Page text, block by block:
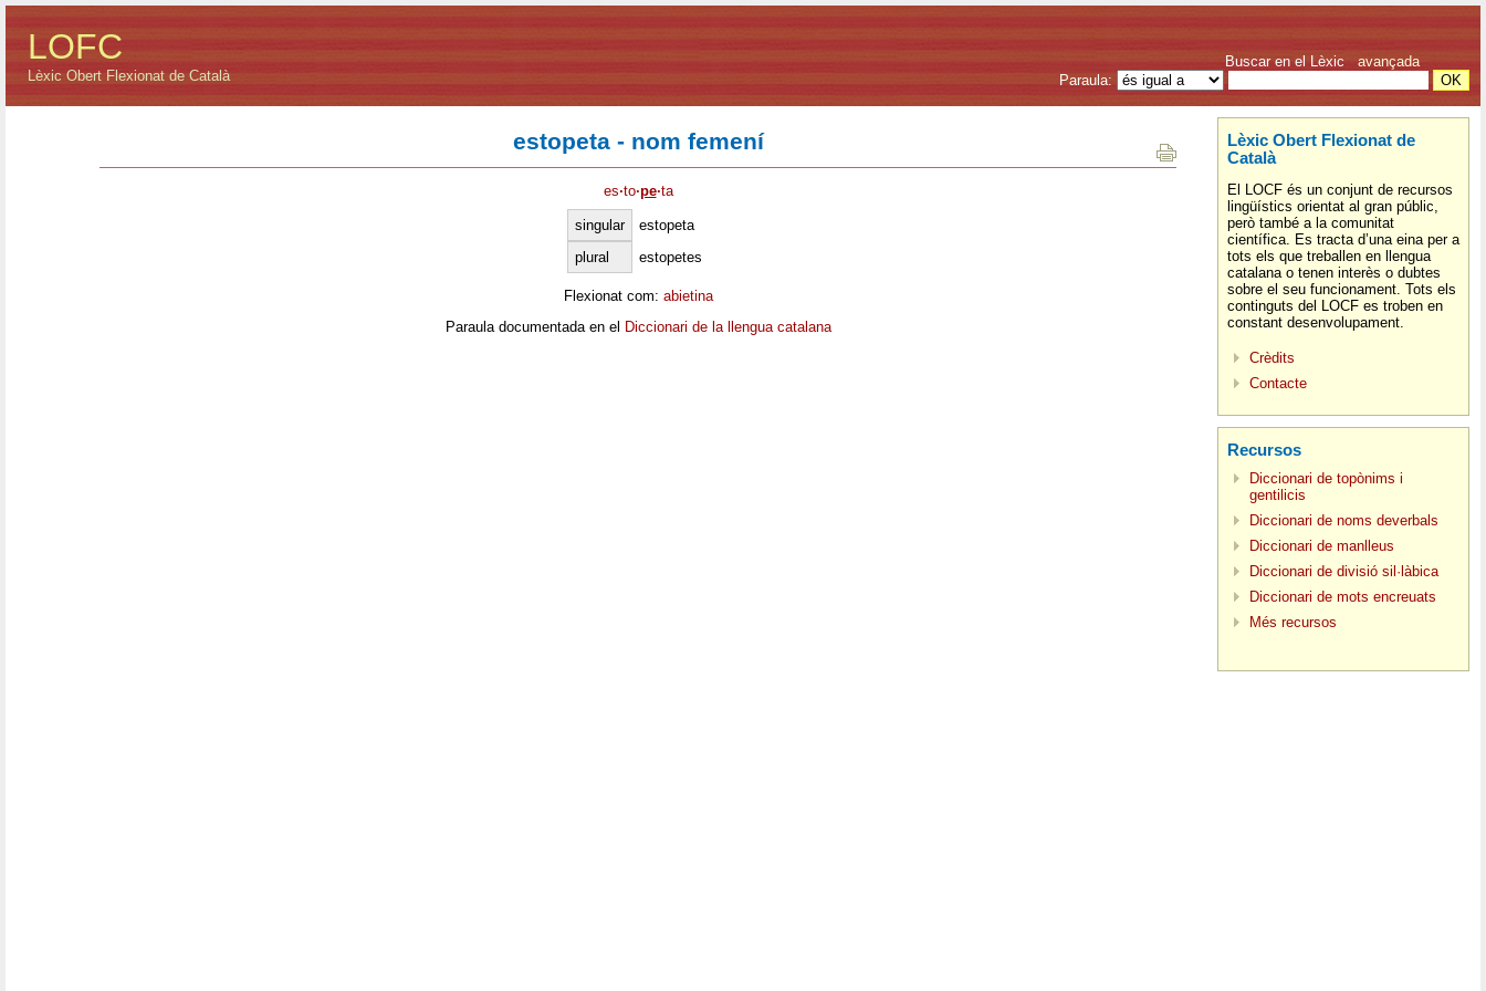
LOFC
Lèxic Obert Flexionat de Català
Buscar en el Lèxic avançada
Paraula:
estopeta - nom femení
es·to·pe·ta
singular
estopeta
plural
estopetes
Flexionat com: abietina
Paraula documentada en el Diccionari de la llengua catalana
Lèxic Obert Flexionat de
Català
El LOCF és un conjunt de recursos
lingüístics orientat al gran públic,
però també a la comunitat
científica. Es tracta d’una eina per a
tots els que treballen en llengua
catalana o tenen interès o dubtes
sobre el seu funcionament. Tots els
continguts del LOCF es troben en
constant desenvolupament.
Crèdits
Contacte
Recursos
Diccionari de topònims i
gentilicis
Diccionari de noms deverbals
Diccionari de manlleus
Diccionari de divisió sil·làbica
Diccionari de mots encreuats
Més recursos